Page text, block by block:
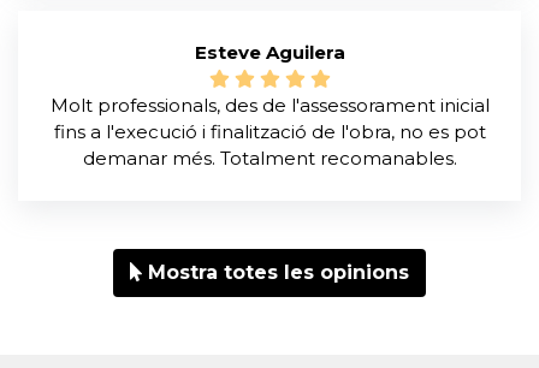
Esteve Aguilera
Molt professionals, des de l'assessorament inicial
fins a l'execució i finalització de l'obra, no es pot
demanar més. Totalment recomanables.
Mostra totes les opinions